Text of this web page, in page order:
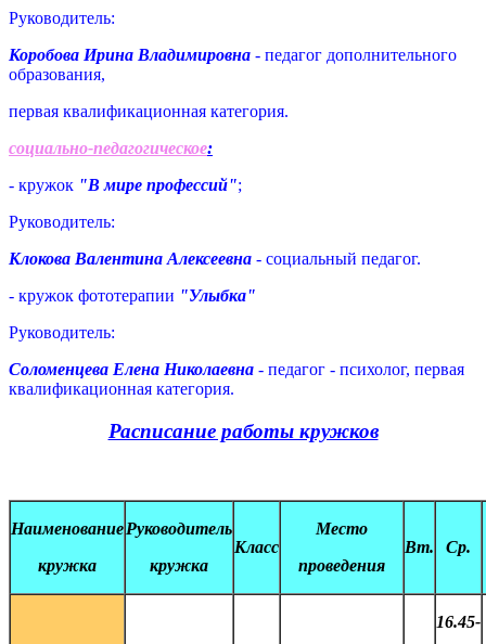
Руководитель:
Коробова Ирина Владимировна - педагог дополнительного
образования,
первая квалификационная категория.
социально-педагогическое:
- кружок "В мире профессий";
Руководитель:
Клокова Валентина Алексеевна - социальный педагог.
- кружок фототерапии "Улыбка"
Руководитель:
Соломенцева Елена Николаевна - педагог - психолог, первая
квалификационная категория.
Расписание работы кружков
Наименование
кружка
Руководитель
кружка
Класс
Место
проведения
Вт. Ср.
16.45-